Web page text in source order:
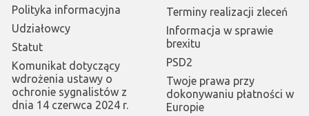
Polityka informacyjna
Udziałowcy
Statut
Komunikat dotyczący
wdrożenia ustawy o
ochronie sygnalistów z
dnia 14 czerwca 2024 r.
Terminy realizacji zleceń
Informacja w sprawie
brexitu
PSD2
Twoje prawa przy
dokonywaniu płatności w
Europie